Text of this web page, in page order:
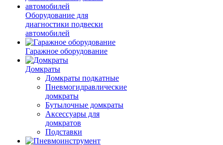
Оборудование для
диагностики подвески
автомобилей
Гаражное оборудование
Домкраты
Домкраты подкатные
Пневмогидравлические
домкраты
Бутылочные домкраты
Аксессуары для
домкратов
Подставки